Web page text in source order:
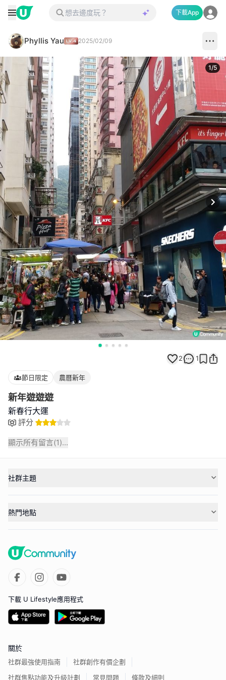
下載App
Phyllis Yau 2025/02/09
1/5
2 1
節日限定 農曆新年
新年遊遊遊
新春行大運
評分
顯示所有留言(1)...
社群主題
熱門地點
下載 U Lifestyle應用程式
關於
社群最強使用指南
社群創作有價企劃
社群焦點功能及升級計劃
常見問題 條款及細則